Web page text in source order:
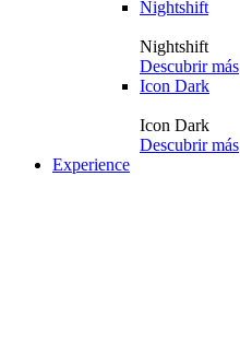
Nightshift
Nightshift
Descubrir más
Icon Dark
Icon Dark
Descubrir más
Experience